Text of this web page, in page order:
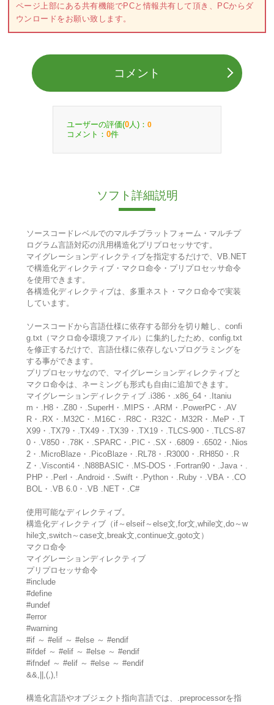
ページ上部にある共有機能でPCと情報共有して頂き、PCからダ
ウンロードをお願い致します。
コメント
ユーザーの評価(0 人)： 0
コメント： 0件
ソフト詳細説明
ソースコードレベルでのマルチプラットフォーム・マルチプ
ログラム言語対応の汎用構造化プリプロセッサです。
マイグレーションディレクティブを指定するだけで、VB.NET
で構造化ディレクティブ・マクロ命令・プリプロセッサ命令
を使用できます。
各構造化ディレクティブは、多重ネスト・マクロ命令で実装
しています。
ソースコードから言語仕様に依存する部分を切り離し、confi
g.txt（マクロ命令環境ファイル）に集約したため、config.txt
を修正するだけで、言語仕様に依存しないプログラミングを
する事ができます。
プリプロセッサなので、マイグレーションディレクティブと
マクロ命令は、ネーミングも形式も自由に追加できます。
マイグレーションディレクティブ .i386・.x86_64・.Itaniu
m・.H8・.Z80・.SuperH・.MIPS・.ARM・.PowerPC・.AV
R・.RX・.M32C・.M16C・.R8C・.R32C・.M32R・.MeP・.T
X99・.TX79・.TX49・.TX39・.TX19・.TLCS-900・.TLCS-87
0・.V850・.78K・.SPARC・.PIC・.SX・.6809・.6502・.Nios
2・.MicroBlaze・.PicoBlaze・.RL78・.R3000・.RH850・.R
Z・.Visconti4・.N88BASIC・.MS-DOS・.Fortran90・.Java・.
PHP・.Perl・.Android・.Swift・.Python・.Ruby・.VBA・.CO
BOL・.VB 6.0・.VB .NET・.C#
使用可能なディレクティブ。
構造化ディレクティブ（if～elseif～else文,for文,while文,do～w
hile文,switch～case文,break文,continue文,goto文）
マクロ命令
マイグレーションディレクティブ
プリプロセッサ命令
#include
#define
#undef
#error
#warning
#if ～ #elif ～ #else ～ #endif
#ifdef ～ #elif ～ #else ～ #endif
#ifndef ～ #elif ～ #else ～ #endif
&&,||,(,),!
構造化言語やオブジェクト指向言語では、.preprocessorを指